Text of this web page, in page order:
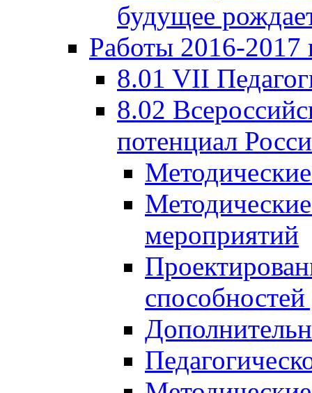
будущее
Работы 2016-2017
8.01 VII
8.02
потенциал
мероприятий